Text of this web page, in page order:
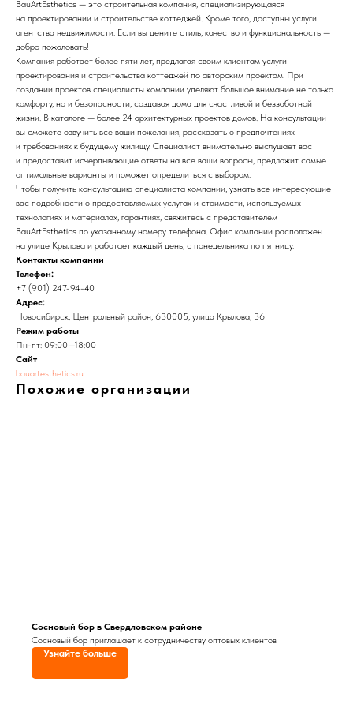
BauArtEsthetics — это строительная компания, специализирующаяся
на проектировании и строительстве коттеджей. Кроме того, доступны услуги
агентства недвижимости. Если вы цените стиль, качество и функциональность —
добро пожаловать!
Компания работает более пяти лет, предлагая своим клиентам услуги
проектирования и строительства коттеджей по авторским проектам. При
создании проектов специалисты компании уделяют большое внимание не только
комфорту, но и безопасности, создавая дома для счастливой и беззаботной
жизни. В каталоге — более 24 архитектурных проектов домов. На консультации
вы сможете озвучить все ваши пожелания, рассказать о предпочтениях
и требованиях к будущему жилищу. Специалист внимательно выслушает вас
и предоставит исчерпывающие ответы на все ваши вопросы, предложит самые
оптимальные варианты и поможет определиться с выбором.
Чтобы получить консультацию специалиста компании, узнать все интересующие
вас подробности о предоставляемых услугах и стоимости, используемых
технологиях и материалах, гарантиях, свяжитесь с представителем
BauArtEsthetics по указанному номеру телефона. Офис компании расположен
на улице Крылова и работает каждый день, с понедельника по пятницу.
Контакты компании
Телефон:
+7 (901) 247-94-40
Адрес:
Новосибирск, Центральный район, 630005, улица Крылова, 36
Режим работы
Пн-пт: 09:00—18:00
Сайт
bauartesthetics.ru
Похожие организации
Сосновый бор в Свердловском районе
Сосновый бор приглашает к сотрудничеству оптовых клиентов
Узнайте больше